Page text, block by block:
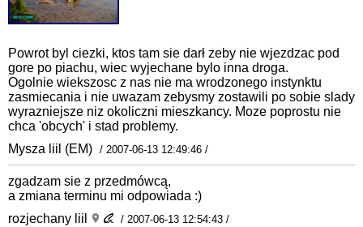
Powrot byl ciezki, ktos tam sie darł zeby nie wjezdzac pod
gore po piachu, wiec wyjechane bylo inna droga.
Ogolnie wiekszosc z nas nie ma wrodzonego instynktu
zasmiecania i nie uwazam zebysmy zostawili po sobie slady
wyrazniejsze niz okoliczni mieszkancy. Moze poprostu nie
chca 'obcych' i stad problemy.
Mysza liil (EM) / 2007-06-13 12:49:46 /
zgadzam sie z przedmówcą,
a zmiana terminu mi odpowiada :)
rozjechany liil
/ 2007-06-13 12:54:43 /